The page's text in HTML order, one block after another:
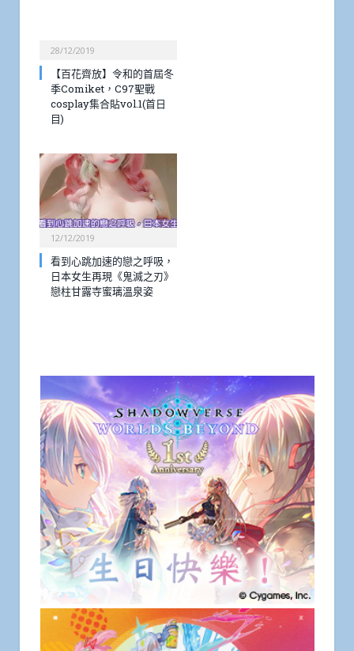
28/12/2019
【百花齊放】令和的首屆冬
季Comiket，C97聖戰
cosplay集合貼vol.1(首日
目)
12/12/2019
看到心跳加速的戀之呼吸，
日本女生再現《鬼滅之刃》
戀柱甘露寺蜜璃溫泉姿